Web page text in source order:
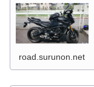
road.surunon.net